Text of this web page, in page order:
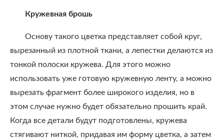
Кружевная брошь
Основу такого цветка представляет собой круг,
вырезанный из плотной ткани, а лепестки делаются из
тонкой полоски кружева. Для этого можно
использовать уже готовую кружевную ленту, а можно
вырезать фрагмент более широкого изделия, но в
этом случае нужно будет обязательно прошить край.
Когда все детали будут подготовлены, кружева
стягивают ниткой, придавая им форму цветка, а затем